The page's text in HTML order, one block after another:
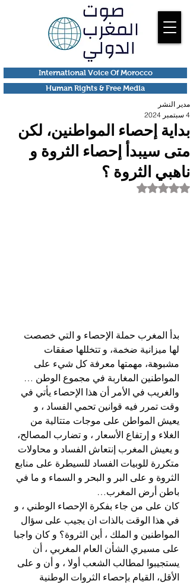
Human Rights & Free Media
International Voice Of Morocco
بداية إحصاء المواطنين، لكن
متى سيبدأ إحصاء الثروة و
ناهبي الثروة ؟
مدير النشر
4 سبتمبر 2024
تم التقييم بـ ليس رقمًا من أصل 5 نجوم.
بدأ المغرب حملة الإحصاء و التي خصصت
لها ميزانية ضخمة، و تتخللها صفقات
مشبوهة، مهمتها معرفة كل شيء على
المواطنين المغاربة في مجموع الوطن …
والغريب في الأمر أن هذا الإحصاء يأتي في
وقت تمرر فيه قوانين تحمي الفساد ، و
يعيش المواطن على موجات متتالية من
الغلاء و إرتفاع الأسعار ، و تضارب المصالح،
و يعيش المغرب إنتعاش الفساد و محاولات
متكررة للوبيات الفساد للسيطرة على منابع
الثروة و على البر و البحر و السماء و ما في
باطن أرض المغرب…
كان على من جاء بفكرة الإحصاء الوطني ، و
في هذا الوقت بالذات ان يجيب على سؤال
المواطنين و الملك ، أين الثروة؟ و كان واجبا
على مسيري الشأن العام المغربي ، أن
يستجيبوا لمطالب الشعب أولا ، و أن و على
الأقل، القيام بإحصاء الثروات الوطنية